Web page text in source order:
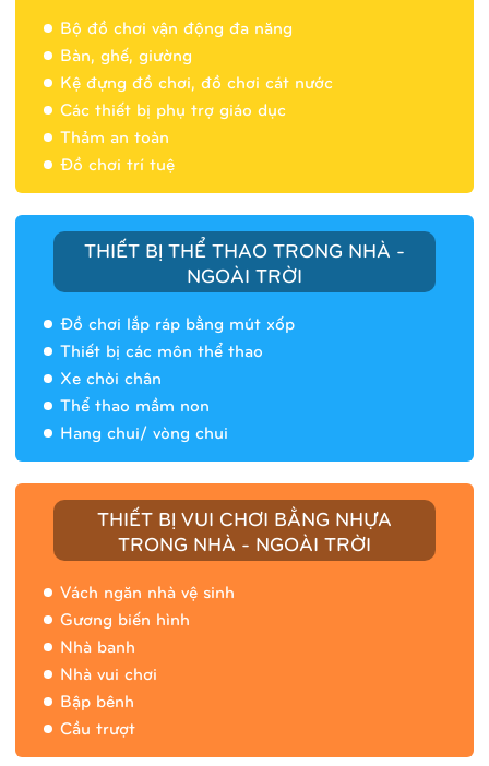
Bộ đồ chơi vận động đa năng
Bàn, ghế, giường
Kệ đựng đồ chơi, đồ chơi cát nước
Các thiết bị phụ trợ giáo dục
Thảm an toàn
Đồ chơi trí tuệ
THIẾT BỊ THỂ THAO TRONG NHÀ -
NGOÀI TRỜI
Đồ chơi lắp ráp bằng mút xốp
Thiết bị các môn thể thao
Xe chòi chân
Thể thao mầm non
Hang chui/ vòng chui
THIẾT BỊ VUI CHƠI BẰNG NHỰA
TRONG NHÀ - NGOÀI TRỜI
Vách ngăn nhà vệ sinh
Gương biến hình
Nhà banh
Nhà vui chơi
Bập bênh
Cầu trượt
Nhà banh 9H5404
Nhà banh 9H5408